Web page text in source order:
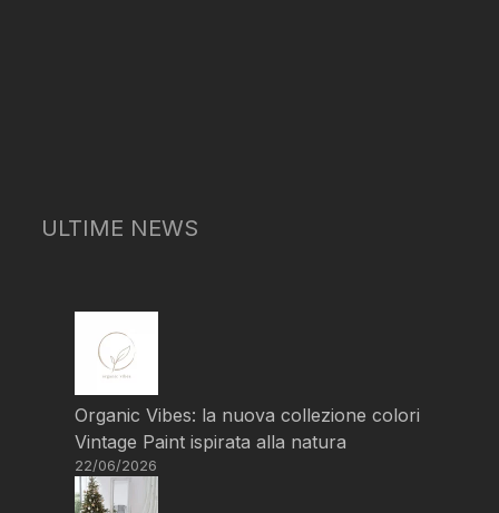
ULTIME NEWS
Organic Vibes: la nuova collezione colori
Vintage Paint ispirata alla natura
22/06/2026